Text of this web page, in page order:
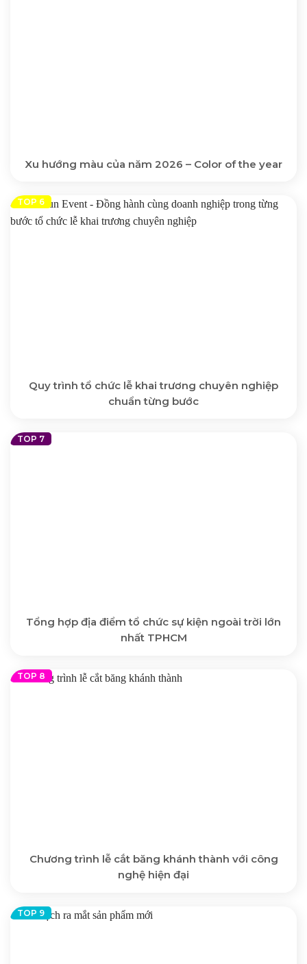
Xu hướng màu của năm 2026 – Color of the year
Quy trình tổ chức lễ khai trương chuyên nghiệp
chuẩn từng bước
Tổng hợp địa điểm tổ chức sự kiện ngoài trời lớn
nhất TPHCM
Chương trình lễ cắt băng khánh thành với công
nghệ hiện đại